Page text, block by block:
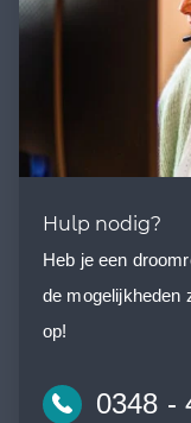
Hulp nodig?
Heb je een
de mogelijkheden
op!
0348 -